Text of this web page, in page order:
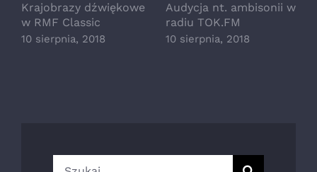
Krajobrazy dźwiękowe
w RMF Classic
10 sierpnia, 2018
Audycja nt. ambisonii w
radiu TOK.FM
10 sierpnia, 2018
Szukaj